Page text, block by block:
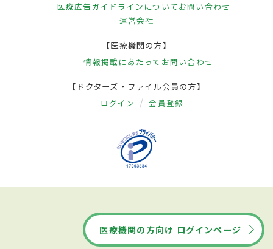
医療広告ガイドラインについてお問い合わせ
運営会社
【医療機関の方】
情報掲載にあたって お問い合わせ
【ドクターズ・ファイル会員の方】
ログイン 会員登録
医療機関の方向け ログインページ